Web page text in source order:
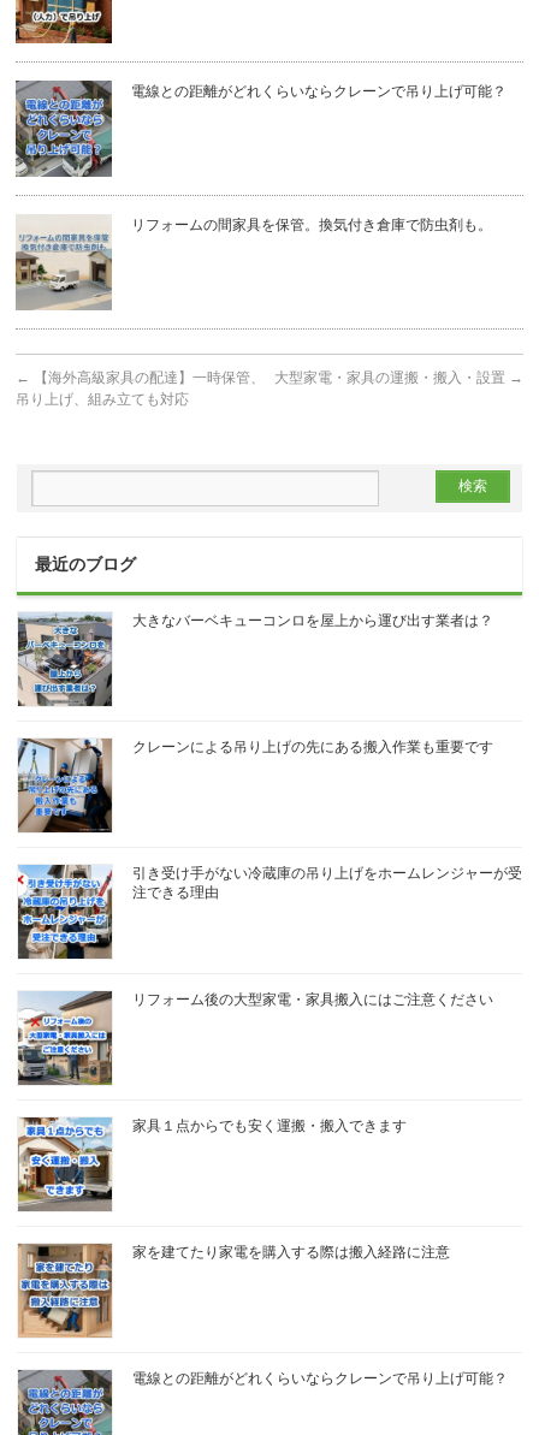
電線との距離がどれくらいならクレーンで吊り上げ可能？
リフォームの間家具を保管。換気付き倉庫で防虫剤も。
←
【海外高級家具の配達】一時保管、
吊り上げ、組み立ても対応
大型家電・家具の運搬・搬入・設置 →
最近のブログ
大きなバーベキューコンロを屋上から運び出す業者は？
クレーンによる吊り上げの先にある搬入作業も重要です
引き受け手がない冷蔵庫の吊り上げをホームレンジャーが受
注できる理由
リフォーム後の大型家電・家具搬入にはご注意ください
家具１点からでも安く運搬・搬入できます
家を建てたり家電を購入する際は搬入経路に注意
電線との距離がどれくらいならクレーンで吊り上げ可能？